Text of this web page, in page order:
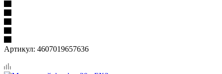
Артикул: 4607019657636